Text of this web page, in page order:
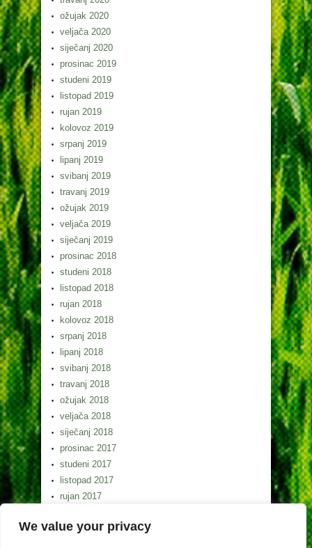
We value your privacy
ožujak 2020
veljača 2020
siječanj 2020
prosinac 2019
studeni 2019
listopad 2019
rujan 2019
kolovoz 2019
srpanj 2019
lipanj 2019
svibanj 2019
travanj 2019
ožujak 2019
veljača 2019
siječanj 2019
prosinac 2018
studeni 2018
listopad 2018
rujan 2018
kolovoz 2018
srpanj 2018
lipanj 2018
svibanj 2018
travanj 2018
ožujak 2018
veljača 2018
siječanj 2018
prosinac 2017
studeni 2017
listopad 2017
rujan 2017
srpanj 2017